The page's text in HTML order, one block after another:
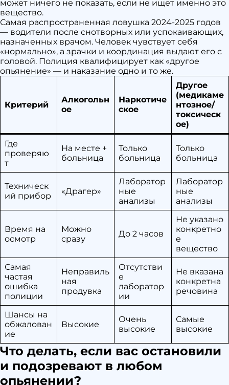
может ничего не показать, если не ищет именно это
вещество.
Самая распространенная ловушка 2024-2025 годов
— водители после снотворных или успокаивающих,
назначенных врачом. Человек чувствует себя
«нормально», а зрачки и координация выдают его с
головой. Полиция квалифицирует как «другое
опьянение» — и наказание одно и то же.
Критерий
Алкогольн
ое
Наркотиче
ское
Другое
(медикаме
нтозное/
токсическ
ое)
Где
проверяю
т
На месте +
больница
Только
больница
Только
больница
Техническ
ий прибор
«Драгер»
Лаборатор
ные
анализы
Лаборатор
ные
анализы
Время на
осмотр
Можно
сразу
До 2 часов
Не указано
конкретно
е
вещество
Самая
частая
ошибка
полиции
Неправиль
ная
продувка
Отсутстви
е
лаборатор
ии
Не вказана
конкретна
речовина
Шансы на
обжалован
ие
Высокие
Очень
высокие
Самые
высокие
Что делать, если вас остановили
и подозревают в любом
опьянении?